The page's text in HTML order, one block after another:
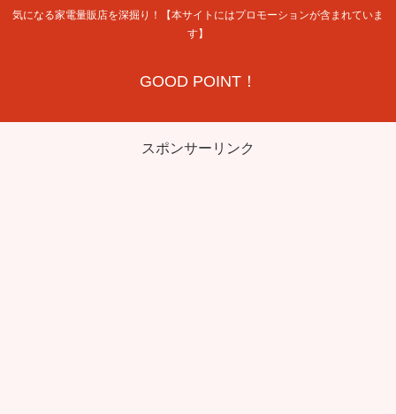
気になる家電量販店を深掘り！【本サイトにはプロモーションが含まれていま
す】
GOOD POINT！
スポンサーリンク